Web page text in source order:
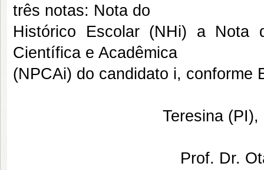
três notas: Nota do
Histórico Escolar (NHi) a Nota
Científica e Acadêmica
(NPCAi) do candidato i, conforme
Teresina
Prof. Dr.